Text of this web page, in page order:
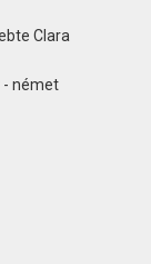
Clara
- német